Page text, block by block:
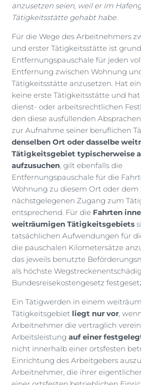
anzusetzen seien, weil er im
Tätigkeitsstätte gehabt habe.
Für die Wege des Arbeitnehmers
und erster Tätigkeitsstätte ist
Entfernungspauschale für jeden
Entfernung zwischen Wohnung
Tätigkeitsstätte anzusetzen. Hat
keine erste Tätigkeitsstätte und
dienst- oder arbeitsrechtlichen
den diese ausfüllenden
zur Aufnahme seiner beruflichen
denselben Ort oder dasselbe
Tätigkeitsgebiet typischerweise
aufzusuchen , gilt ebenfalls die
Entfernungspauschale für die
Wohnung zu diesem Ort oder dem
nächstgelegenen Zugang zum
entsprechend. Für die Fahrten
weiträumigen Tätigkeitsgebiets
tatsächlichen Aufwendungen für
die pauschalen Kilometersätze
das jeweils benutzte
als höchste
Bundesreisekostengesetz
Ein Tätigwerden in einem
Tätigkeitsgebiet liegt nur vor ,
Arbeitnehmer die vertraglich
Arbeitsleistung auf einer
nicht innerhalb einer ortsfesten
Einrichtung des Arbeitgebers
Arbeitnehmer, die ihrer